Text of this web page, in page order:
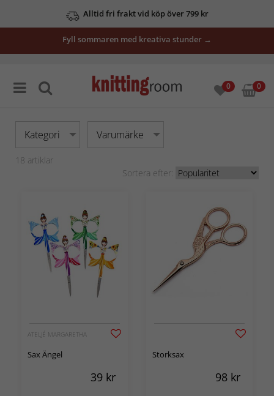
Alltid fri frakt vid köp över 799 kr
Fyll sommaren med kreativa stunder →
0 0
Kategori Varumärke
18 artiklar
Sortera efter:
ATELJÉ MARGARETHA
Sax Ängel
39 kr
Storksax
98 kr